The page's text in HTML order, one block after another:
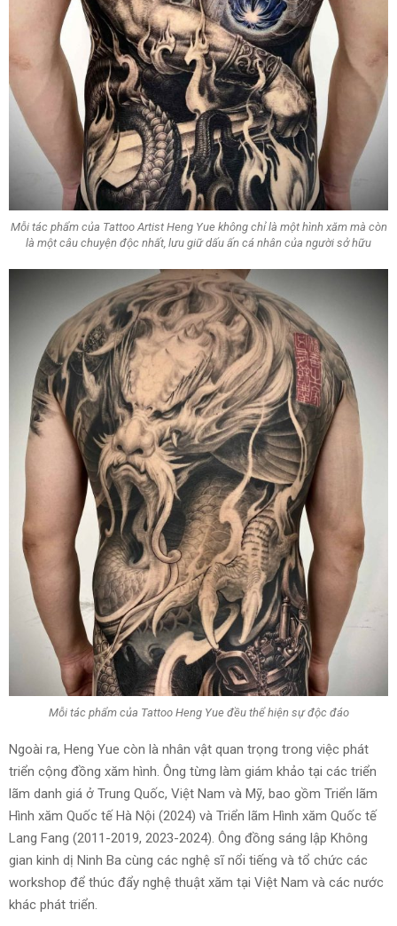
Mỗi tác phẩm của Tattoo Artist Heng Yue không chỉ là một hình xăm mà còn
là một câu chuyện độc nhất, lưu giữ dấu ấn cá nhân của người sở hữu
Mỗi tác phẩm của Tattoo Heng Yue đều thể hiện sự độc đáo
Ngoài ra, Heng Yue còn là nhân vật quan trọng trong việc phát
triển cộng đồng xăm hình. Ông từng làm giám khảo tại các triển
lãm danh giá ở Trung Quốc, Việt Nam và Mỹ, bao gồm Triển lãm
Hình xăm Quốc tế Hà Nội (2024) và Triển lãm Hình xăm Quốc tế
Lang Fang (2011-2019, 2023-2024). Ông đồng sáng lập Không
gian kinh dị Ninh Ba cùng các nghệ sĩ nổi tiếng và tổ chức các
workshop để thúc đẩy nghệ thuật xăm tại Việt Nam và các nước
khác phát triển.